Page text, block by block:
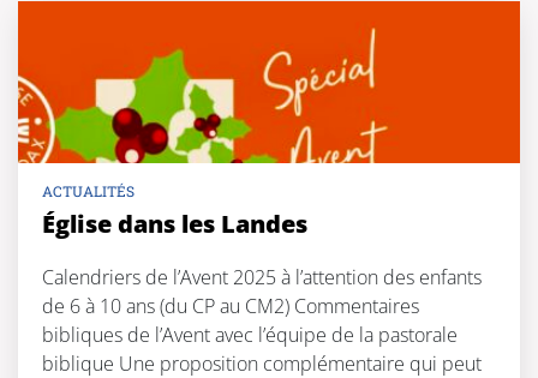
ACTUALITÉS
Église dans les Landes
Calendriers de l’Avent 2025 à l’attention des enfants
de 6 à 10 ans (du CP au CM2) Commentaires
bibliques de l’Avent avec l’équipe de la pastorale
biblique Une proposition complémentaire qui peut